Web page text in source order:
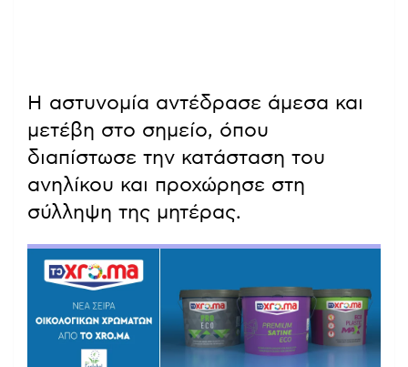
Η αστυνομία αντέδρασε άμεσα και
μετέβη στο σημείο, όπου
διαπίστωσε την κατάσταση του
ανηλίκου και προχώρησε στη
σύλληψη της μητέρας.